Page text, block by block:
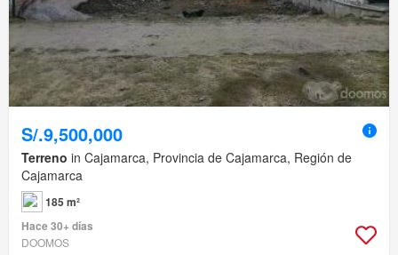
S/.9,500,000
Terreno in Cajamarca, Provincia de Cajamarca, Región de
Cajamarca
185 m²
Hace 30+ días
DOOMOS